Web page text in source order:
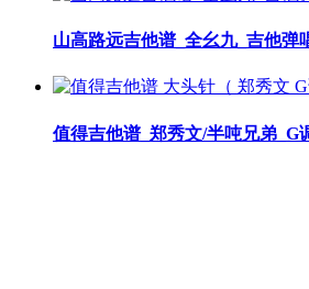
山高路远吉他谱_全幺九_吉他弹
值得吉他谱_郑秀文/半吨兄弟_G